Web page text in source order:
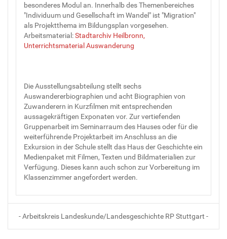
besonderes Modul an. Innerhalb des Themenbereiches
"Individuum und Gesellschaft im Wandel" ist "Migration"
als Projektthema im Bildungsplan vorgesehen.
Arbeitsmaterial:Stadtarchiv Heilbronn,
Unterrichtsmaterial Auswanderung
Die Ausstellungsabteilung stellt sechs
Auswandererbiographien und acht Biographien von
Zuwanderern in Kurzfilmen mit entsprechenden
aussagekräftigen Exponaten vor. Zur vertiefenden
Gruppenarbeit im Seminarraum des Hauses oder für die
weiterführende Projektarbeit im Anschluss an die
Exkursion in der Schule stellt das Haus der Geschichte ein
Medienpaket mit Filmen, Texten und Bildmaterialien zur
Verfügung. Dieses kann auch schon zur Vorbereitung im
Klassenzimmer angefordert werden.
- Arbeitskreis Landeskunde/Landesgeschichte RP Stuttgart -